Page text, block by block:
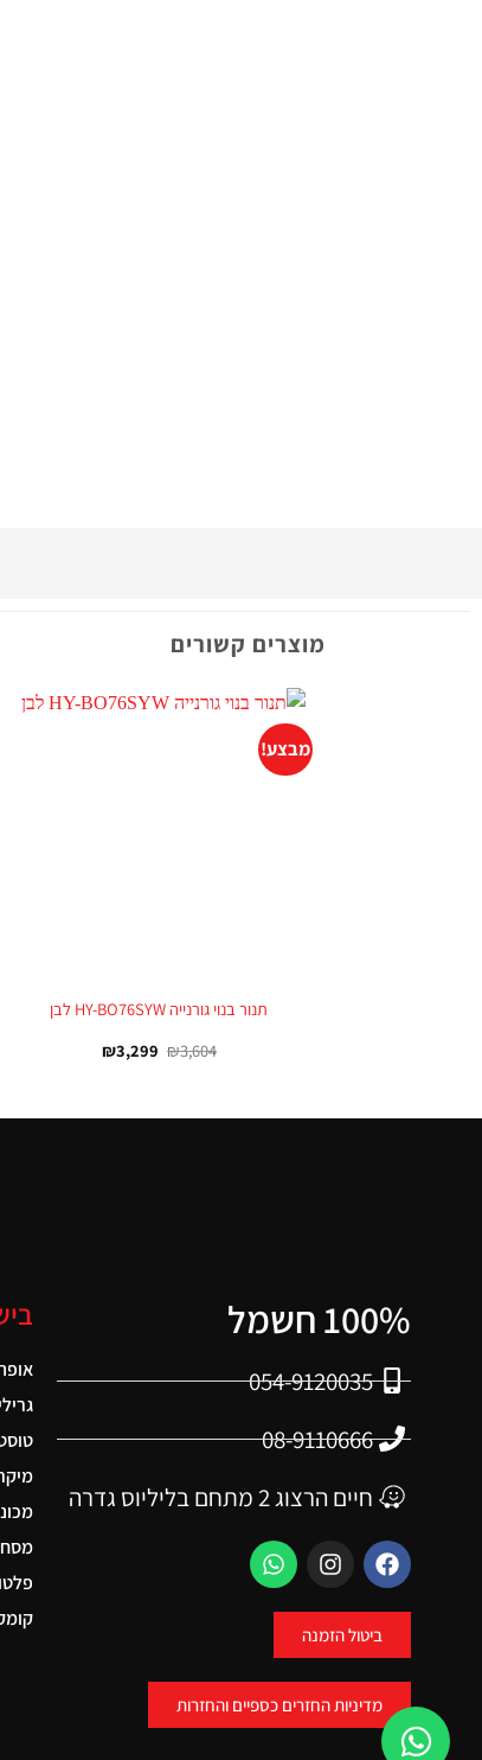
מוצרים קשורים
מבצע!
תנור בנוי גורנייה HY-BO76SYW לבן
₪3,604
₪3,299
100% חשמל
054-9120035
08-9110666
חיים הרצוג 2 מתחם בליליוס גדרה
ביטול הזמנה
מדיניות החזרים כספיים והחזרות